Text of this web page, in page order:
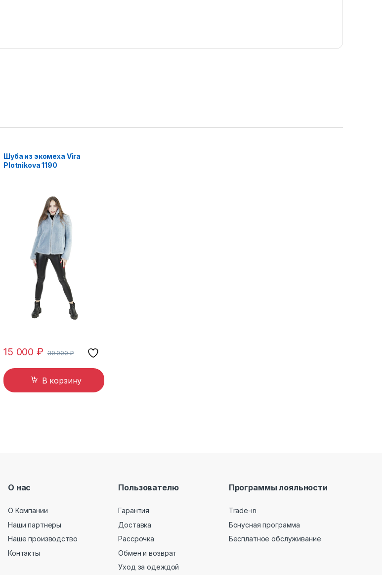
Шуба из экомеха Vira
Plotnikova 1190
15 000₽ 30 000₽
В корзину
О нас
О Компании
Наши партнеры
Наше производство
Контакты
Пользователю
Гарантия
Доставка
Рассрочка
Обмен и возврат
Уход за одеждой
Программы лояльности
Trade-in
Бонусная программа
Бесплатное обслуживание